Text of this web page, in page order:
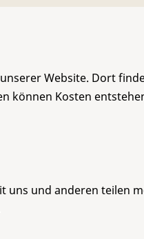
Website. Dort
können Kosten
und anderen teilen